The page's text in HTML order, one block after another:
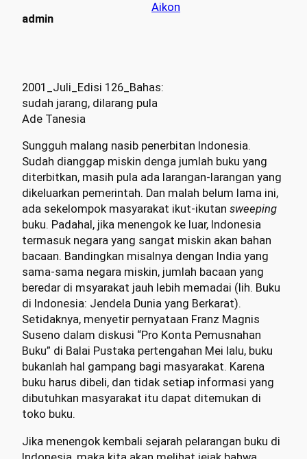
admin
Aikon
2001_Juli_Edisi 126_Bahas:
sudah jarang, dilarang pula
Ade Tanesia
Sungguh malang nasib penerbitan Indonesia.
Sudah dianggap miskin denga jumlah buku yang
diterbitkan, masih pula ada larangan-larangan yang
dikeluarkan pemerintah. Dan malah belum lama ini,
ada sekelompok masyarakat ikut-ikutan sweeping
buku. Padahal, jika menengok ke luar, Indonesia
termasuk negara yang sangat miskin akan bahan
bacaan. Bandingkan misalnya dengan India yang
sama-sama negara miskin, jumlah bacaan yang
beredar di msyarakat jauh lebih memadai (lih. Buku
di Indonesia: Jendela Dunia yang Berkarat).
Setidaknya, menyetir pernyataan Franz Magnis
Suseno dalam diskusi “Pro Konta Pemusnahan
Buku” di Balai Pustaka pertengahan Mei lalu, buku
bukanlah hal gampang bagi masyarakat. Karena
buku harus dibeli, dan tidak setiap informasi yang
dibutuhkan masyarakat itu dapat ditemukan di
toko buku.
Jika menengok kembali sejarah pelarangan buku di